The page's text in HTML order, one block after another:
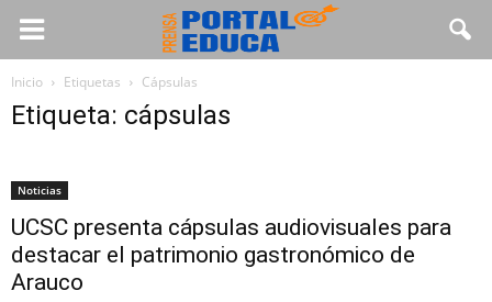
Inicio Etiquetas Cápsulas
Etiqueta: cápsulas
Noticias
UCSC presenta cápsulas audiovisuales para
destacar el patrimonio gastronómico de
Arauco